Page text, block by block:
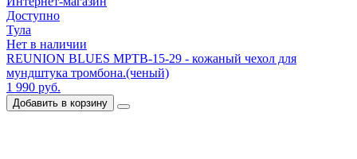
Доступно
Тула
Нет в наличии
REUNION BLUES MPTB-15-29 - кожаный чехол для
мундштука тромбона.(ченый)
1 990 руб.
Добавить в корзину